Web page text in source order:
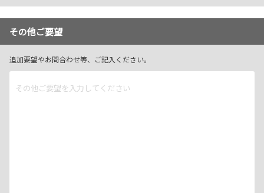
その他ご要望
追加要望やお問合わせ等、ご記入ください。